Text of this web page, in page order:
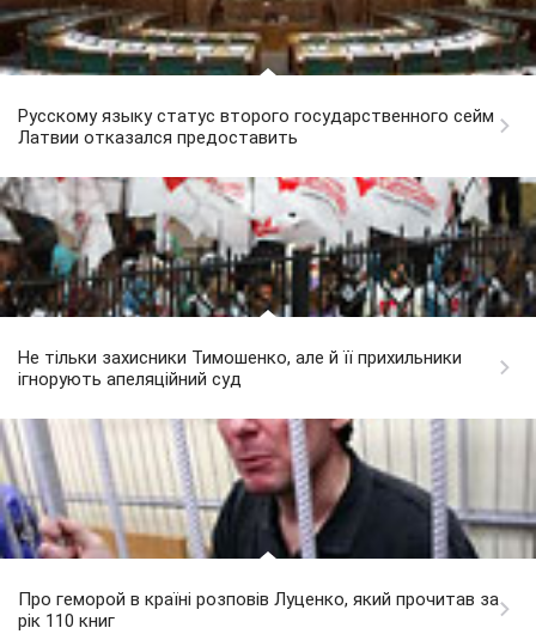
Русскому языку статус второго государственного сейм
Латвии отказался предоставить
Не тільки захисники Тимошенко, але й її прихильники
ігнорують апеляційний суд
Про геморой в країні розповів Луценко, який прочитав за
рік 110 книг